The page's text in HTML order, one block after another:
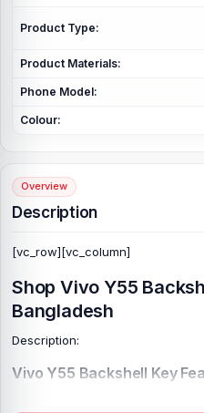
Product Type:
Product Materials:
Phone Model:
Colour:
Overview
Description
[vc_row][vc_column]
Shop Vivo Y55
Bangladesh
Description:
Vivo Y55 Backshell Key